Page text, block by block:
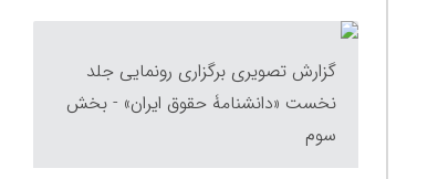
گزارش تصویری برگزاری رونمایی جلد
نخست «دانشنامۀ حقوق ایران» - بخش
سوم